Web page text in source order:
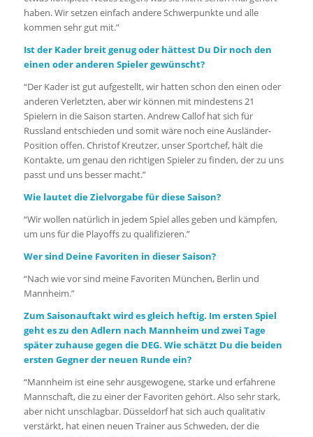
haben. Wir setzen einfach andere Schwerpunkte und alle
kommen sehr gut mit.”
Ist der Kader breit genug oder hättest Du Dir noch den
einen oder anderen Spieler gewünscht?
“Der Kader ist gut aufgestellt, wir hatten schon den einen oder
anderen Verletzten, aber wir können mit mindestens 21
Spielern in die Saison starten. Andrew Callof hat sich für
Russland entschieden und somit wäre noch eine Ausländer-
Position offen. Christof Kreutzer, unser Sportchef, hält die
Kontakte, um genau den richtigen Spieler zu finden, der zu uns
passt und uns besser macht.”
Wie lautet die Zielvorgabe für diese Saison?
“Wir wollen natürlich in jedem Spiel alles geben und kämpfen,
um uns für die Playoffs zu qualifizieren.”
Wer sind Deine Favoriten in dieser Saison?
“Nach wie vor sind meine Favoriten München, Berlin und
Mannheim.”
Zum Saisonauftakt wird es gleich heftig. Im ersten Spiel
geht es zu den Adlern nach Mannheim und zwei Tage
später zuhause gegen die DEG. Wie schätzt Du die beiden
ersten Gegner der neuen Runde ein?
“Mannheim ist eine sehr ausgewogene, starke und erfahrene
Mannschaft, die zu einer der Favoriten gehört. Also sehr stark,
aber nicht unschlagbar. Düsseldorf hat sich auch qualitativ
verstärkt, hat einen neuen Trainer aus Schweden, der die